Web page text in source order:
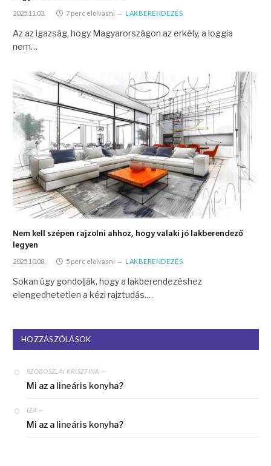
2025.11.03. 7 perc elolvasni LAKBERENDEZÉS
Az az igazság, hogy Magyarországon az erkély, a loggia
nem…
Nem kell szépen rajzolni ahhoz, hogy valaki jó lakberendező
legyen
2025.10.08. 5 perc elolvasni LAKBERENDEZÉS
Sokan úgy gondolják, hogy a lakberendezéshez
elengedhetetlen a kézi rajztudás.…
HOZZÁSZÓLÁSOK
SZOBOSZLAI KRISZTINA -
Mi az a lineáris konyha?
IZA -
Mi az a lineáris konyha?